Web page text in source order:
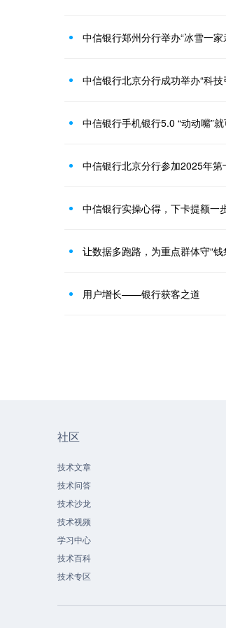
中信银行郑州分行举办“冰雪一家
中信银行手机银行5.0 “动动嘴”
中信银行实操心得，下卡提额一
让数据多跑路，为重点群体守“
用户增长——银行获客之道
社区
技术文章
技术问答
技术沙龙
技术视频
学习中心
技术百科
技术专区